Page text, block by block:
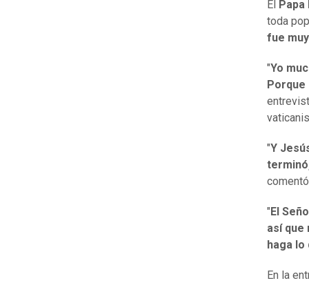
El
toda
fue
"Yo
"Y
" El
así que
haga
En la